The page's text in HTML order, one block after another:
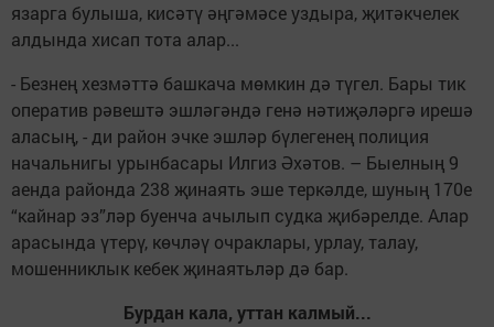
язарга булыша, кисәтү әңгәмәсе уздыра, җитәкчелек
алдында хисап тота алар...
- Безнең хезмәттә башкача мөмкин дә түгел. Бары тик
оператив рәвештә эшләгәндә генә нәтиҗәләргә ирешә
аласың, - ди район эчке эшләр бүлегенең полиция
начальнигы урынбасары Илгиз Әхәтов. – Быелның 9
аенда районда 238 җинаять эше теркәлде, шуның 170е
“кайнар эз”ләр буенча ачылып судка җибәрелде. Алар
арасында үтерү, көчләү очраклары, урлау, талау,
мошенниклык кебек җинаятьләр дә бар.
Бурдан кала, уттан калмый...